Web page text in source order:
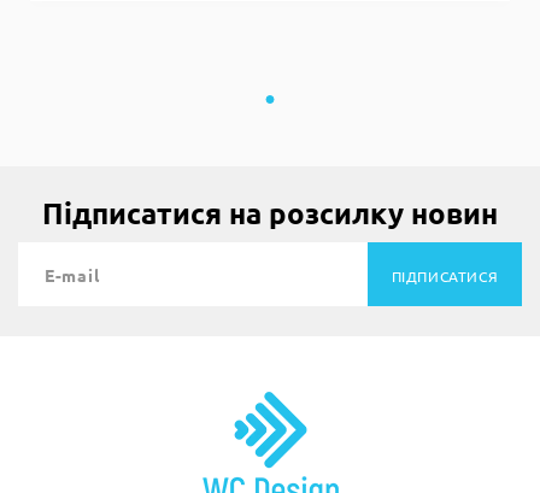
Підписатися на розсилку новин
ПІДПИСАТИСЯ